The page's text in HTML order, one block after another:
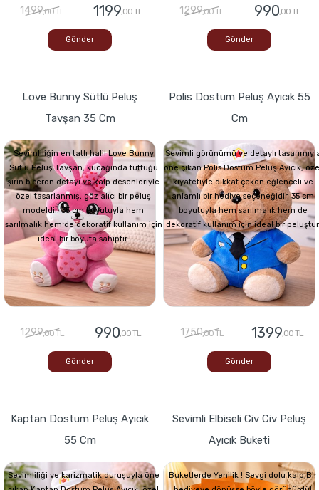
1499,00 TL 1199,00 TL
Gönder
1299,00 TL 990,00 TL
Gönder
Love Bunny Sütlü Peluş
Tavşan 35 Cm
Sevimliliğin en tatlı hali! Love Bunny
Sütlü Peluş Tavşan, kucağında tuttuğu
şirin biberon detayı ve kalp desenleriyle
özel tasarlanmış, göz alıcı bir peluş
modeldir. 35 cm boyutuyla hem
sarılmalık hem de dekoratif kullanım için
ideal bir boyuta sahiptir.
1299,00 TL 990,00 TL
Gönder
Polis Dostum Peluş Ayıcık 55
Cm
Sevimli görünümü ve detaylı
öne çıkan Polis Dostum Peluş Ayıcık,
kıyafetiyle dikkat çeken eğlenceli ve
anlamlı bir hediye seçeneğidir. 35 cm
boyutuyla hem sarılmalık hem de
dekoratif kullanım için ideal bir
1750,00 TL 1399,00 TL
Gönder
Kaptan Dostum Peluş Ayıcık
55 Cm
Sevimliliği ve karizmatik duruşuyla öne
Sevimli Elbiseli Civ Civ Peluş
Ayıcık Buketi
Buketlerde Yenilik ! Sevgi dolu kalp,Bir